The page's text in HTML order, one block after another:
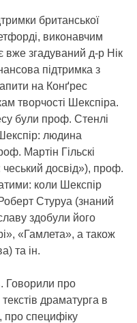
британської
виконавчим
вже згадуваний д-р Нік
підтримка з
на Конґрес
творчості Шекспіра.
були проф. Стенлі
людина
Мартін Гільскі
чеський досвід»), проф.
коли Шекспір
Стуруа (знаний
здобули його
«Гамлета», а також
та ін.
Говорили про
драматурга в
про специфіку